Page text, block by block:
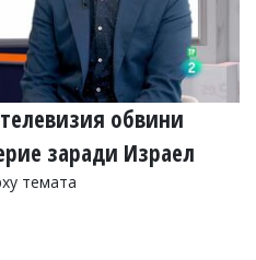
обвини
заради Израел
темата